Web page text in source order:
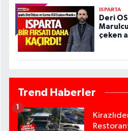
ISPARTA
Deri
çeken
Trend Haberler
1